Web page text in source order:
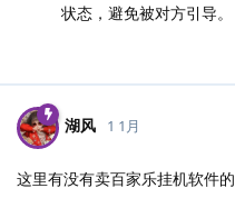
状态，避免被对方引导。
湖风 1 1月
这里有没有卖百家乐挂机软件的